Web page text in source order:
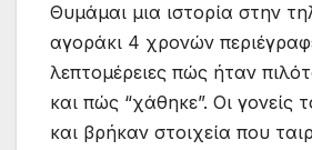
Θυμάμαι μια ιστορία στην
αγοράκι 4 χρονών
λεπτομέρειες πώς ήταν
και πώς “χάθηκε”. Οι γονείς
και βρήκαν στοιχεία που